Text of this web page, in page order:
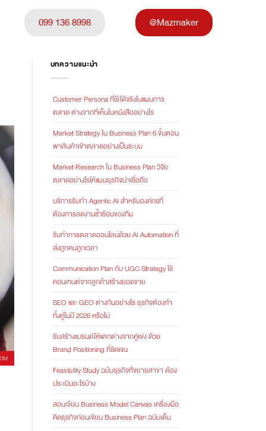
099 136 8998 @Mazmaker
บทความแนะนำ
Customer Persona ที่ใช้ได้จริงในแผนการ
ตลาด ต่างจากที่เห็นในหนังสืออย่างไร
Market Strategy ใน Business Plan 6 ขั้นตอน
พาสินค้าเข้าตลาดอย่างเป็นระบบ
Market Research ใน Business Plan วิจัย
ตลาดอย่างไรให้แผนธุรกิจน่าเชื่อถือ
บริการรับทำ Agentic AI สำหรับองค์กรที่
ต้องการลดงานซ้ำซ้อนของทีม
รับทำการตลาดออนไลน์ด้วย AI Automation ที่
ส่งถูกคนถูกเวลา
Communication Plan กับ UGC Strategy ใช้
คอนเทนต์จากลูกค้าสร้างยอดขาย
SEO และ GEO ต่างกันอย่างไร ธุรกิจต้องทำ
ทั้งคู่ในปี 2026 หรือไม่
รับสร้างแบรนด์ให้แตกต่างจากคู่แข่ง ด้วย
Brand Positioning ที่ชัดเจน
Feasibility Study ฉบับธุรกิจที่ขยายสาขา ต้อง
ประเมินอะไรบ้าง
สอนเขียน Business Model Canvas เครื่องมือ
คิดธุรกิจก่อนเขียน Business Plan ฉบับเต็ม